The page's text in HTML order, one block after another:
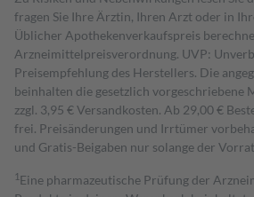
fragen Sie Ihre Ärztin, Ihren Arzt oder in
Üblicher Apothekenverkaufspreis
Arzneimittelpreisverordnung. UVP:
Preisempfehlung des Herstellers. Die
beinhalten die gesetzlich vorgeschriebene
zzgl. 3,95 € Versandkosten. Ab 29,00 €
frei. Preisänderungen und Irrtümer
und Gratis-Beigaben nur solange der
1 Eine pharmazeutische Prüfung der